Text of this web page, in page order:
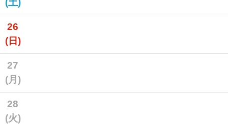
(土)
26
(日)
27
(月)
28
(火)